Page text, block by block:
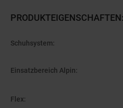
PRODUKTEIGENSCHAFTEN:
Schuhsystem:
Einsatzbereich Alpin:
Flex: